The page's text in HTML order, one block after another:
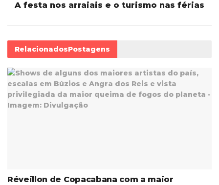
A festa nos arraiais e o turismo nas férias
RelacionadosPostagens
Réveillon de Copacabana com a maior